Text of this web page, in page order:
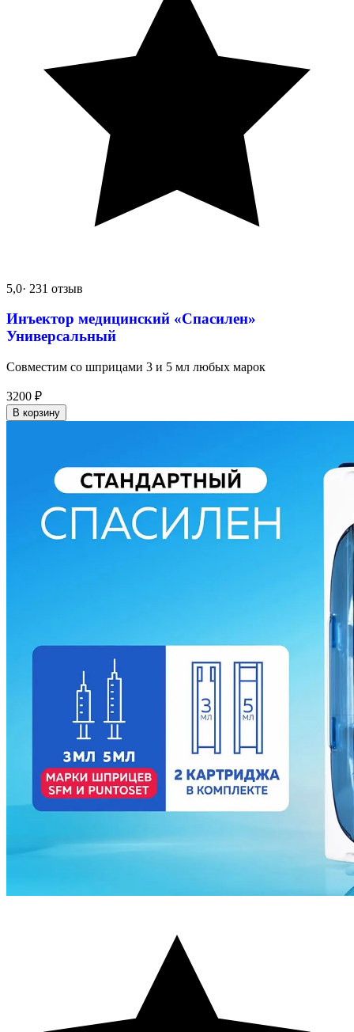
5,0· 231 отзыв
Инъектор медицинский «Спасилен»
Универсальный
Совместим со шприцами 3 и 5 мл любых марок
3200 ₽
В корзину